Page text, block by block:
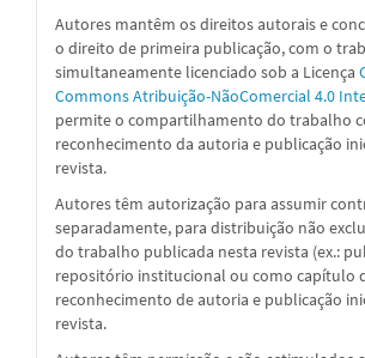
Autores mantêm os direitos autorais e
o direito de primeira publicação, com o
simultaneamente licenciado sob a Licença
Commons Atribuição-NãoComercial 4.0
permite o compartilhamento do trabalho
reconhecimento da autoria e publicação
revista.
Autores têm autorização para assumir
separadamente, para distribuição não
do trabalho publicada nesta revista (ex.:
repositório institucional ou como capítulo
reconhecimento de autoria e publicação
revista.